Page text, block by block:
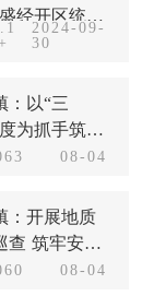
经开区统一
祝新中国成
2024-09-
30
：以“三
为抓手筑牢
全防线08-04
：开展地质
查 筑牢安全
线
08-04